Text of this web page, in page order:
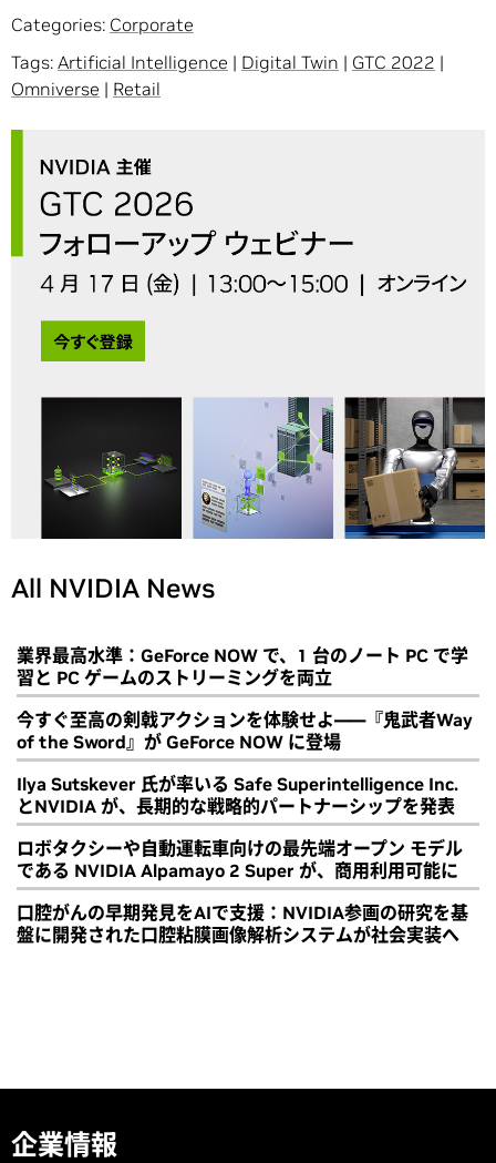
Categories: Corporate
Tags: Artificial Intelligence | Digital Twin | GTC 2022 |
Omniverse | Retail
All NVIDIA News
業界最高水準：GeForce NOW で、1 台のノート PC で学
習と PC ゲームのストリーミングを両立
今すぐ至高の剣戟アクションを体験せよ――『鬼武者Way
of the Sword』が GeForce NOW に登場
Ilya Sutskever 氏が率いる Safe Superintelligence Inc.
とNVIDIA が、長期的な戦略的パートナーシップを発表
ロボタクシーや自動運転車向けの最先端オープン モデル
である NVIDIA Alpamayo 2 Super が、商用利用可能に
口腔がんの早期発見をAIで支援：NVIDIA参画の研究を基
盤に開発された口腔粘膜画像解析システムが社会実装へ
企業情報